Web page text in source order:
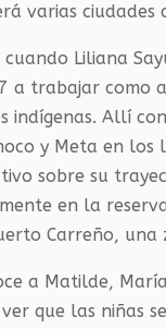
varias ciudades
cuando Liliana
a trabajar como
indígenas. Allí
y Meta en los
sobre su
en la
Carreño,
a Matilde,
que las niñas